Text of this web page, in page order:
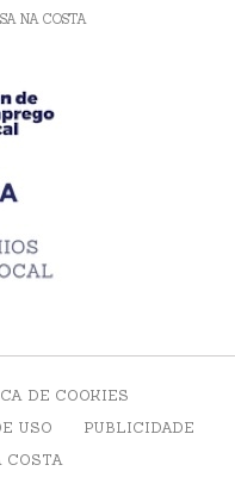
NA COSTA
DE COOKIES
USO
PUBLICIDADE
COSTA